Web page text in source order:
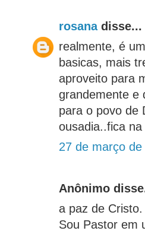
rosanadisse...
realmente, é
basicas, mais
aproveito para
grandemente e
para o povo de
ousadia..fica
27 de março
Anônimo
a paz de Cristo.
Sou Pastor em